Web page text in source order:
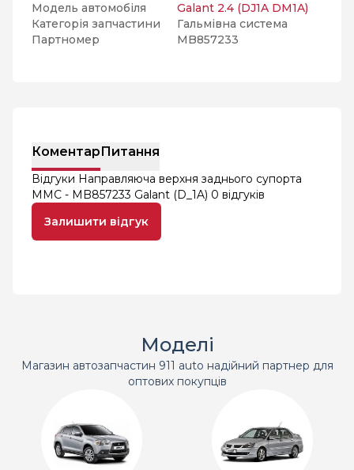
Модель автомобіля
Galant 2.4 (DJ1A DM1A)
Категорія запчастини
Гальмівна система
Партномер
MB857233
КоментарПитання
Відгуки Направляюча верхня заднього супорта
MMC - MB857233 Galant (D_1A) 0 відгуків
Залишити відгук
Моделі
Магазин автозапчастин 911 auto надійний партнер для
оптових покупців